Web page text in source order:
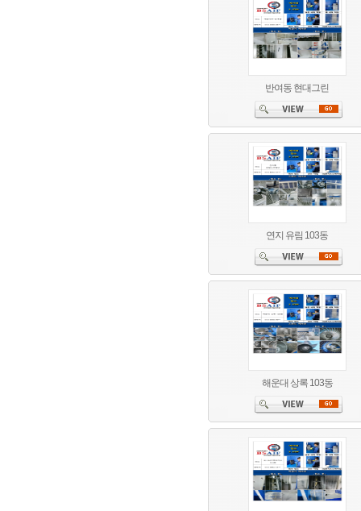
반여동 현대그린
연지 유림 103동
해운대 상록 103동